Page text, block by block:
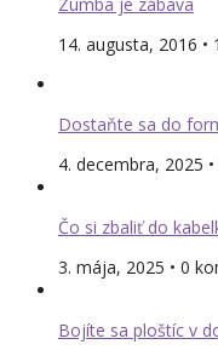
14. augusta, 2016
Dostaňte sa do
4. decembra, 2025
Čo si zbaliť do
3. mája, 2025 • 0
Bojíte sa ploštíc v